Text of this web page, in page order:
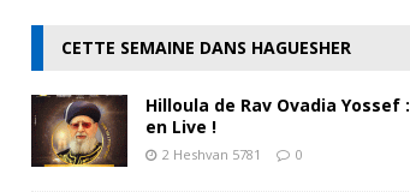
CETTE SEMAINE DANS HAGUESHER
Hilloula de Rav Ovadia Yossef :
en Live !
2 Heshvan 5781 0